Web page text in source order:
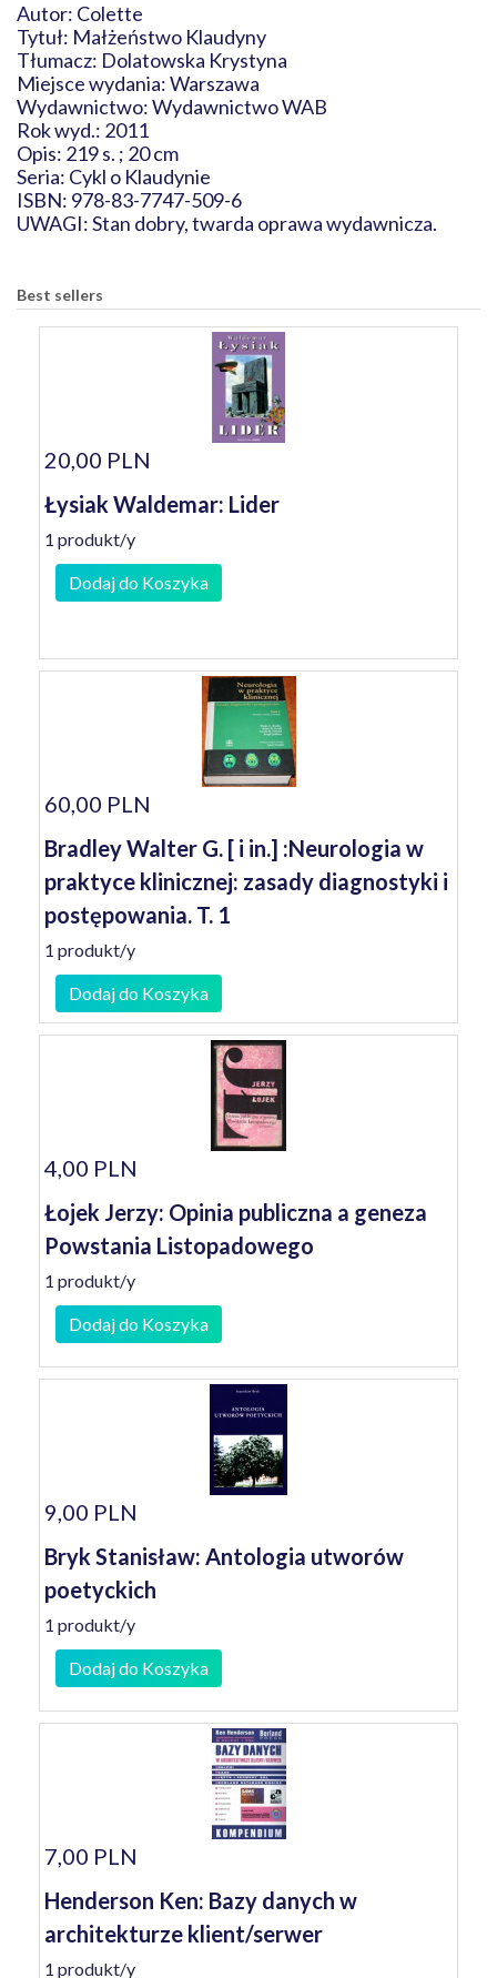
Autor: Colette
Tytuł: Małżeństwo Klaudyny
Tłumacz: Dolatowska Krystyna
Miejsce wydania: Warszawa
Wydawnictwo: Wydawnictwo WAB
Rok wyd.: 2011
Opis: 219 s. ; 20 cm
Seria: Cykl o Klaudynie
ISBN: 978-83-7747-509-6
UWAGI: Stan dobry, twarda oprawa wydawnicza.
Best sellers
20,00 PLN
Łysiak Waldemar: Lider
1 produkt/y
Dodaj do Koszyka
60,00 PLN
Bradley Walter G. [ i in.] :Neurologia w
praktyce klinicznej: zasady diagnostyki i
postępowania. T. 1
1 produkt/y
Dodaj do Koszyka
4,00 PLN
Łojek Jerzy: Opinia publiczna a geneza
Powstania Listopadowego
1 produkt/y
Dodaj do Koszyka
9,00 PLN
Bryk Stanisław: Antologia utworów
poetyckich
1 produkt/y
Dodaj do Koszyka
7,00 PLN
Henderson Ken: Bazy danych w
architekturze klient/serwer
1 produkt/y